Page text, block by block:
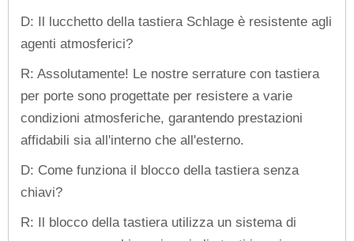
D: Il lucchetto della tastiera Schlage è resistente agli
agenti atmosferici?
R: Assolutamente! Le nostre serrature con tastiera
per porte sono progettate per resistere a varie
condizioni atmosferiche, garantendo prestazioni
affidabili sia all'interno che all'esterno.
D: Come funziona il blocco della tastiera senza
chiavi?
R: Il blocco della tastiera utilizza un sistema di